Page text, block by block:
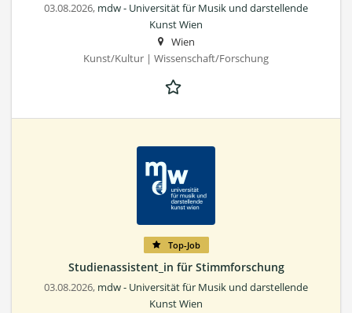
03.08.2026, mdw - Universität für Musik und darstellende
Kunst Wien
Wien
Kunst/Kultur | Wissenschaft/Forschung
Top-Job
Studienassistent_in für Stimmforschung
03.08.2026, mdw - Universität für Musik und darstellende
Kunst Wien